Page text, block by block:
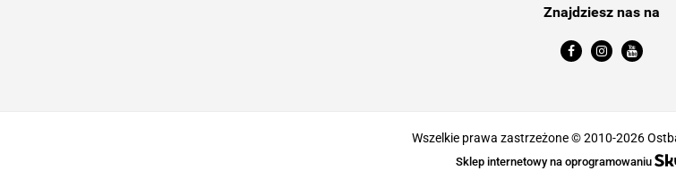
Znajdziesz nas na
Wszelkie prawa zastrzeżone © 2010-2026
Sklep internetowy na oprogramowaniu